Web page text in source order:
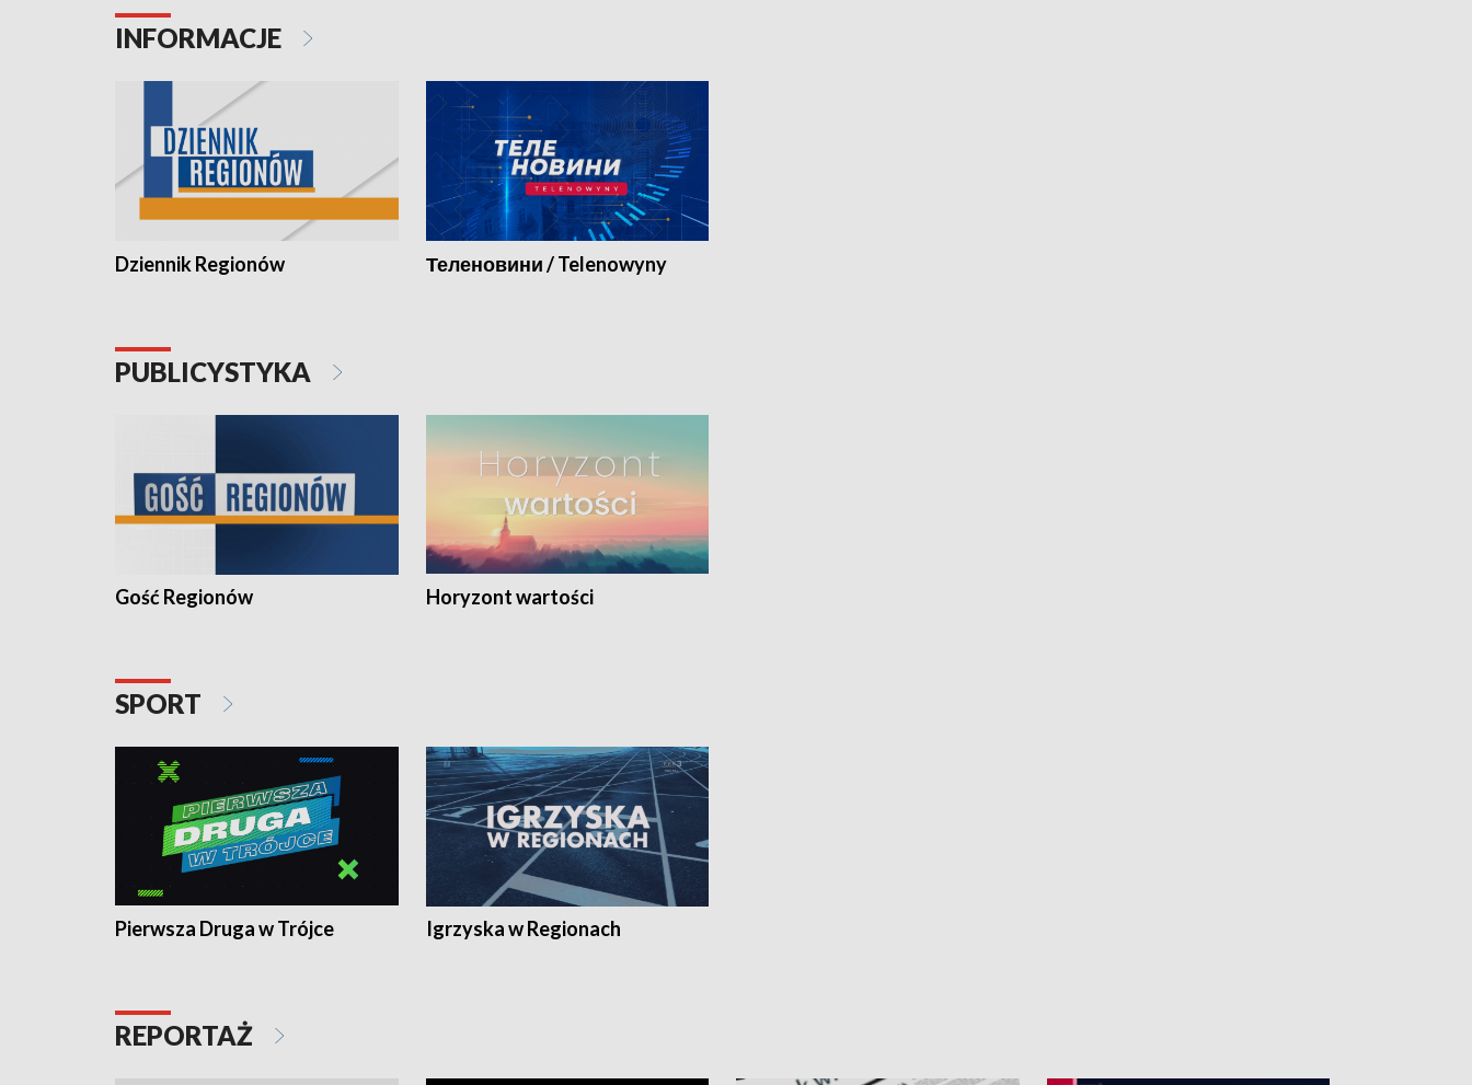
INFORMACJE
Dziennik Regionów Теленовини / Telenowyny
PUBLICYSTYKA
Gość Regionów Horyzont wartości
SPORT
Pierwsza Druga w Trójce Igrzyska w Regionach
REPORTAŻ